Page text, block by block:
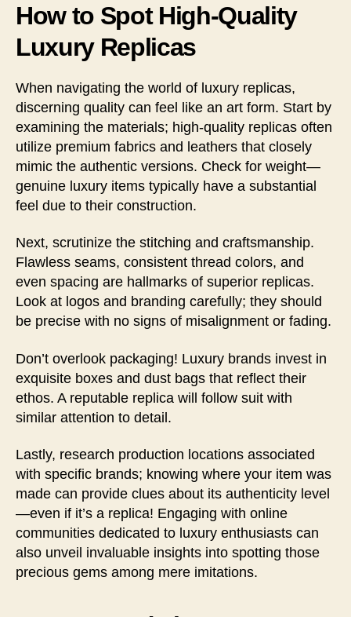
How to Spot High-Quality
Luxury Replicas
When navigating the world of luxury replicas,
discerning quality can feel like an art form. Start by
examining the materials; high-quality replicas often
utilize premium fabrics and leathers that closely
mimic the authentic versions. Check for weight—
genuine luxury items typically have a substantial
feel due to their construction.
Next, scrutinize the stitching and craftsmanship.
Flawless seams, consistent thread colors, and
even spacing are hallmarks of superior replicas.
Look at logos and branding carefully; they should
be precise with no signs of misalignment or fading.
Don’t overlook packaging! Luxury brands invest in
exquisite boxes and dust bags that reflect their
ethos. A reputable replica will follow suit with
similar attention to detail.
Lastly, research production locations associated
with specific brands; knowing where your item was
made can provide clues about its authenticity level
—even if it’s a replica! Engaging with online
communities dedicated to luxury enthusiasts can
also unveil invaluable insights into spotting those
precious gems among mere imitations.